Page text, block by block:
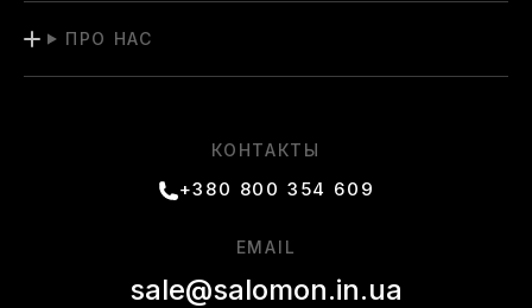
ПРО НАС
КОНТАКТЫ
+380 800 354 609
EMAIL
sale@salomon.in.ua